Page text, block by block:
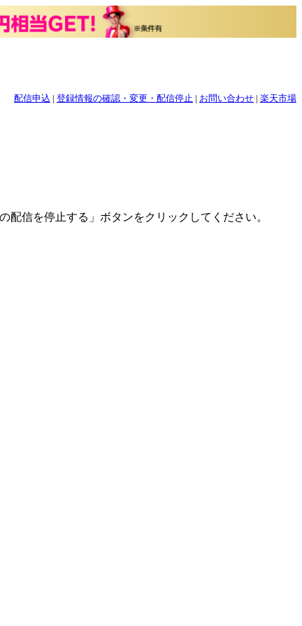
配信申込 | 登録情報の確認・変更・配信停止 | お問い合わせ | 楽天市場
配信を停止する」 ボタンをクリックしてください。